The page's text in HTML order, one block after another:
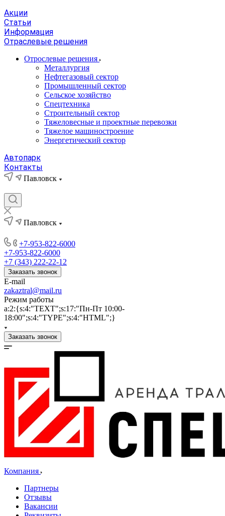
Акции
Статьи
Информация
Отраслевые решения
Отрослевые решения
Металлургия
Нефтегазовый сектор
Промышленный сектор
Сельское хозяйство
Спецтехника
Строительный сектор
Тяжеловесные и проектные перевозки
Тяжелое машиностроение
Энергетический сектор
Автопарк
Контакты
Павловск
Павловск
+7-953-822-6000
+7-953-822-6000
+7 (343) 222-22-12
Заказать звонок
E-mail
zakaztral@mail.ru
Режим работы
a:2:{s:4:"TEXT";s:17:"Пн-Пт 10:00-
18:00";s:4:"TYPE";s:4:"HTML";}
Заказать звонок
Компания
Партнеры
Отзывы
Вакансии